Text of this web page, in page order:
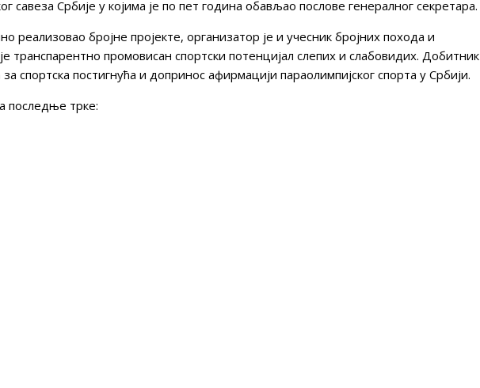
савеза Србије у којима је по пет година обављао послове генералног секретара.
реализовао бројне пројекте, организатор је и учесник бројних похода и
транспарентно промовисан спортски потенцијал слепих и слабовидих. Добитник
спортска постигнућа и допринос афирмацији параолимпијског спорта у Србији.
последње трке: